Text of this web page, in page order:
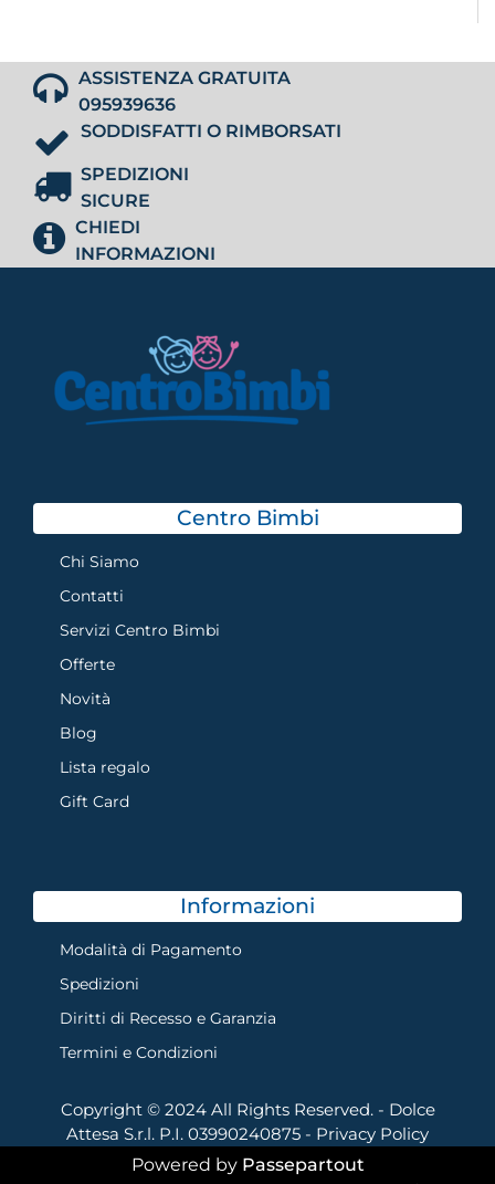
ASSISTENZA GRATUITA
095939636
SODDISFATTI O RIMBORSATI
SPEDIZIONI
SICURE
CHIEDI
INFORMAZIONI
Centro Bimbi
Chi Siamo
Contatti
Servizi Centro Bimbi
Offerte
Novità
Blog
Lista regalo
Gift Card
Informazioni
Modalità di Pagamento
Spedizioni
Diritti di Recesso e Garanzia
Termini e Condizioni
Copyright © 2024 All Rights Reserved. - Dolce
Attesa S.r.l. P.I. 03990240875 - Privacy Policy
Powered by Passepartout